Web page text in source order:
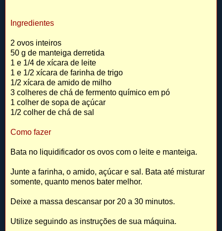
Ingredientes
2 ovos inteiros
50 g de manteiga derretida
1 e 1/4 de xícara de leite
1 e 1/2 xícara de farinha de trigo
1/2 xícara de amido de milho
3 colheres de chá de fermento químico em pó
1 colher de sopa de açúcar
1/2 colher de chá de sal
Como fazer
Bata no liquidificador os ovos com o leite e manteiga.
Junte a farinha, o amido, açúcar e sal. Bata até misturar
somente, quanto menos bater melhor.
Deixe a massa descansar por 20 a 30 minutos.
Utilize seguindo as instruções de sua máquina.